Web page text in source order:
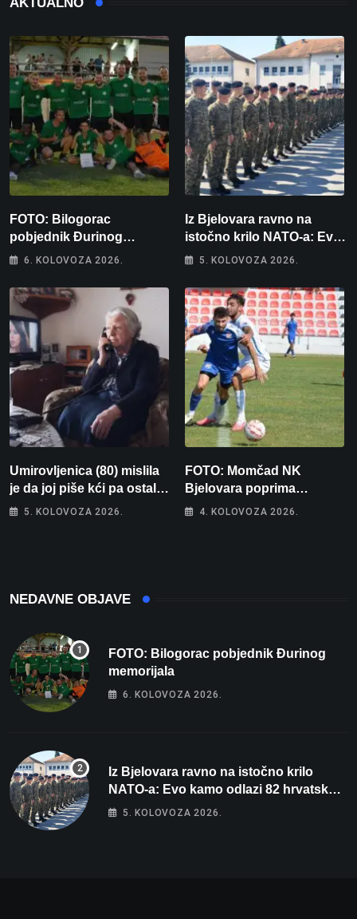
AKTUALNO
FOTO: Bilogorac
pobjednik Đurinog
memorijala
6. KOLOVOZA 2026.
Iz Bjelovara ravno na
istočno krilo NATO-a: Evo
kamo odlazi 82 hrvatska
5. KOLOVOZA 2026.
Umirovljenica (80) mislila
je da joj piše kći pa ostala
bez 1000 eura
5. KOLOVOZA 2026.
FOTO: Momčad NK
Bjelovara poprima
jesenski izgled
4. KOLOVOZA 2026.
NEDAVNE OBJAVE
FOTO: Bilogorac pobjednik Đurinog
memorijala
6. KOLOVOZA 2026.
Iz Bjelovara ravno na istočno krilo
NATO-a: Evo kamo odlazi 82 hrvatska
vojnika i 6 vojnikinja
5. KOLOVOZA 2026.